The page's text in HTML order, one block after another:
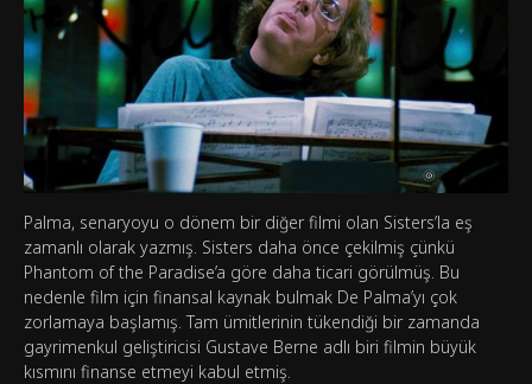
Palma, senaryoyu o dönem bir diğer filmi olan Sisters’la eş
zamanlı olarak yazmış. Sisters daha önce çekilmiş çünkü
Phantom of the Paradise’a göre daha ticari görülmüş. Bu
nedenle film için finansal kaynak bulmak De Palma’yı çok
zorlamaya başlamış. Tam ümitlerinin tükendiği bir zamanda
gayrimenkul geliştiricisi Gustave Berne adlı biri filmin büyük
kısmını finanse etmeyi kabul etmiş.